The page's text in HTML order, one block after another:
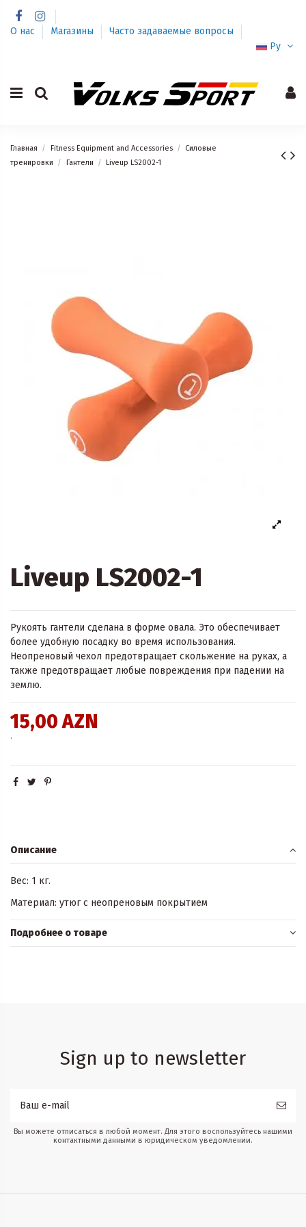
О нас Магазины
Часто задаваемые вопросы
Ру
Главная Fitness Equipment and Accessories
Силовые
тренировки
Гантели Liveup LS2002-1
Liveup LS2002-1
Рукоять гантели сделана в форме овала. Это обеспечивает
более удобную посадку во время использования.
Неопреновый чехол предотвращает скольжение на руках, а
также предотвращает любые повреждения при падении на
землю.
15,00 AZN
.
Описание
Вес: 1 кг.
Материал: утюг с неопреновым покрытием
Подробнее о товаре
Sign up to newsletter
Вы можете отписаться в любой момент. Для этого воспользуйтесь нашими
контактными данными в юридическом уведомлении.